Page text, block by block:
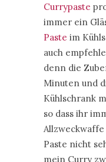
Currypaste
immer ein
Paste im
auch
denn die
Minuten und
Kühlschrank
so dass ihr
Allzweckwaffe
Paste nicht
mein Curry